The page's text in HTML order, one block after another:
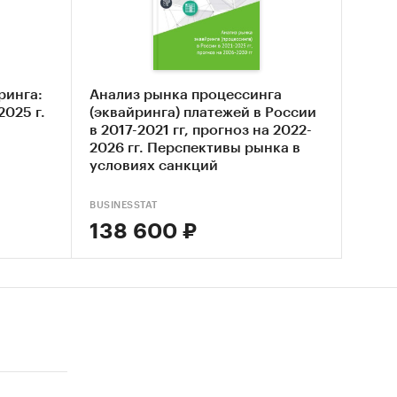
г.
Анализ рынка процессинга
(эквайринга) платежей в России
в 2017-2021 гг, прогноз на 2022-
2026 гг. Перспективы рынка в
условиях санкций
BUSINESSTAT
138 600 ₽